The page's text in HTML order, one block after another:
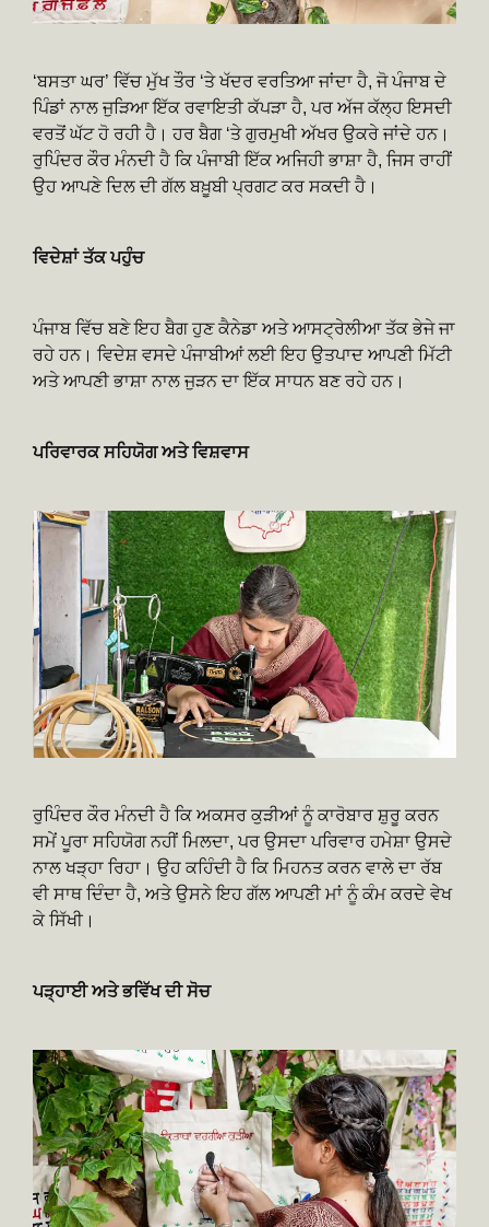
‘ਬਸਤਾ ਘਰ’ ਵਿੱਚ ਮੁੱਖ ਤੌਰ ‘ਤੇ ਖੱਦਰ ਵਰਤਿਆ ਜਾਂਦਾ ਹੈ, ਜੋ ਪੰਜਾਬ ਦੇ
ਪਿੰਡਾਂ ਨਾਲ ਜੁੜਿਆ ਇੱਕ ਰਵਾਇਤੀ ਕੱਪੜਾ ਹੈ, ਪਰ ਅੱਜ ਕੱਲ੍ਹ ਇਸਦੀ
ਵਰਤੋਂ ਘੱਟ ਹੋ ਰਹੀ ਹੈ। ਹਰ ਬੈਗ ‘ਤੇ ਗੁਰਮੁਖੀ ਅੱਖਰ ਉਕਰੇ ਜਾਂਦੇ ਹਨ।
ਰੁਪਿੰਦਰ ਕੌਰ ਮੰਨਦੀ ਹੈ ਕਿ ਪੰਜਾਬੀ ਇੱਕ ਅਜਿਹੀ ਭਾਸ਼ਾ ਹੈ, ਜਿਸ ਰਾਹੀਂ
ਉਹ ਆਪਣੇ ਦਿਲ ਦੀ ਗੱਲ ਬਖ਼ੂਬੀ ਪ੍ਰਗਟ ਕਰ ਸਕਦੀ ਹੈ।
ਵਿਦੇਸ਼ਾਂ ਤੱਕ ਪਹੁੰਚ
ਪੰਜਾਬ ਵਿੱਚ ਬਣੇ ਇਹ ਬੈਗ ਹੁਣ ਕੈਨੇਡਾ ਅਤੇ ਆਸਟ੍ਰੇਲੀਆ ਤੱਕ ਭੇਜੇ ਜਾ
ਰਹੇ ਹਨ। ਵਿਦੇਸ਼ ਵਸਦੇ ਪੰਜਾਬੀਆਂ ਲਈ ਇਹ ਉਤਪਾਦ ਆਪਣੀ ਮਿੱਟੀ
ਅਤੇ ਆਪਣੀ ਭਾਸ਼ਾ ਨਾਲ ਜੁੜਨ ਦਾ ਇੱਕ ਸਾਧਨ ਬਣ ਰਹੇ ਹਨ।
ਪਰਿਵਾਰਕ ਸਹਿਯੋਗ ਅਤੇ ਵਿਸ਼ਵਾਸ
ਰੁਪਿੰਦਰ ਕੌਰ ਮੰਨਦੀ ਹੈ ਕਿ ਅਕਸਰ ਕੁੜੀਆਂ ਨੂੰ ਕਾਰੋਬਾਰ ਸ਼ੁਰੂ ਕਰਨ
ਸਮੇਂ ਪੂਰਾ ਸਹਿਯੋਗ ਨਹੀਂ ਮਿਲਦਾ, ਪਰ ਉਸਦਾ ਪਰਿਵਾਰ ਹਮੇਸ਼ਾ ਉਸਦੇ
ਨਾਲ ਖੜ੍ਹਾ ਰਿਹਾ। ਉਹ ਕਹਿੰਦੀ ਹੈ ਕਿ ਮਿਹਨਤ ਕਰਨ ਵਾਲੇ ਦਾ ਰੱਬ
ਵੀ ਸਾਥ ਦਿੰਦਾ ਹੈ, ਅਤੇ ਉਸਨੇ ਇਹ ਗੱਲ ਆਪਣੀ ਮਾਂ ਨੂੰ ਕੰਮ ਕਰਦੇ ਵੇਖ
ਕੇ ਸਿੱਖੀ।
ਪੜ੍ਹਾਈ ਅਤੇ ਭਵਿੱਖ ਦੀ ਸੋਚ